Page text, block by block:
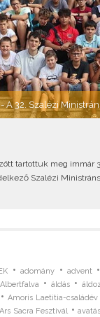
A 32. Szalézi
tartottuk meg immár
Szalézi
•adomány •advent •
Albertfalva •áldás •
• Amoris Laetitia-családév
Ars Sacra Fesztivál •avatás